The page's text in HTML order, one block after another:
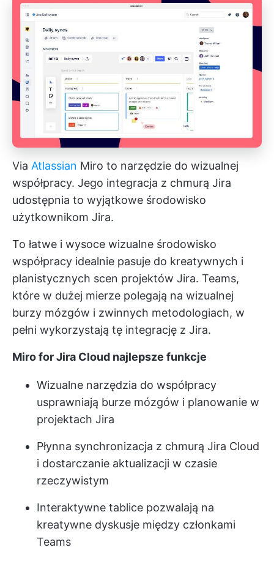
Via Atlassian Miro to narzędzie do wizualnej
współpracy. Jego integracja z chmurą Jira
udostępnia to wyjątkowe środowisko
użytkownikom Jira.
To łatwe i wysoce wizualne środowisko
współpracy idealnie pasuje do kreatywnych i
planistycznych scen projektów Jira. Teams,
które w dużej mierze polegają na wizualnej
burzy mózgów i zwinnych metodologiach, w
pełni wykorzystają tę integrację z Jira.
Miro for Jira Cloud najlepsze funkcje
Wizualne narzędzia do współpracy
usprawniają burze mózgów i planowanie w
projektach Jira
Płynna synchronizacja z chmurą Jira Cloud
i dostarczanie aktualizacji w czasie
rzeczywistym
Interaktywne tablice pozwalają na
kreatywne dyskusje między członkami
Teams